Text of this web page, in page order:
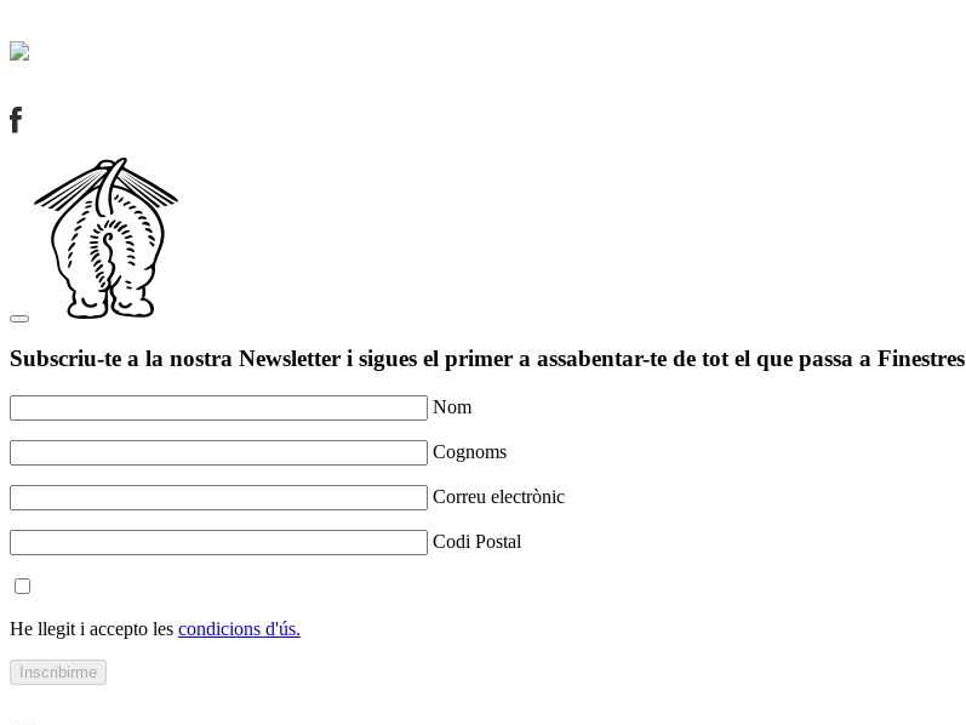
Subscriu-te a la nostra Newsletter i sigues el primer a assabentar-te de tot el que passa a Finestres
Nom
Cognoms
Correu electrònic
Codi Postal
He llegit i accepto les condicions d'ús.